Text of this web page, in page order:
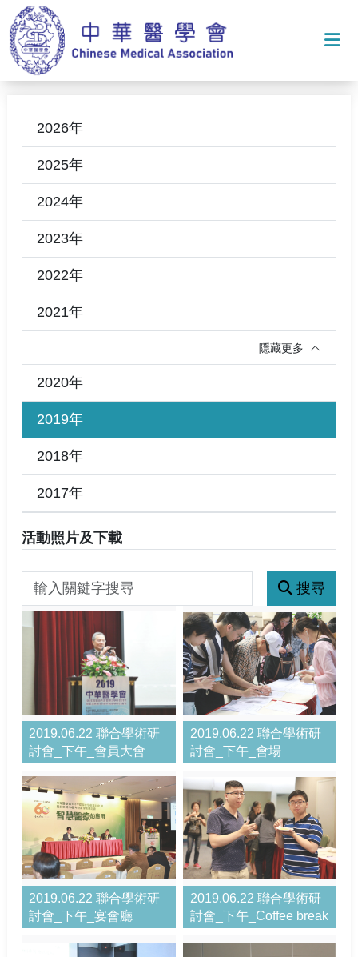
2026年
2025年
2024年
2023年
2022年
2021年
隱藏更多
2020年
2019年
2018年
2017年
活動照片及下載
關鍵字搜尋
搜尋
2019.06.22 聯合學術研
討會_下午_會員大會
2019.06.22 聯合學術研
討會_下午_會場
2019.06.22 聯合學術研
討會_下午_宴會廳
2019.06.22 聯合學術研
討會_下午_Coffee break